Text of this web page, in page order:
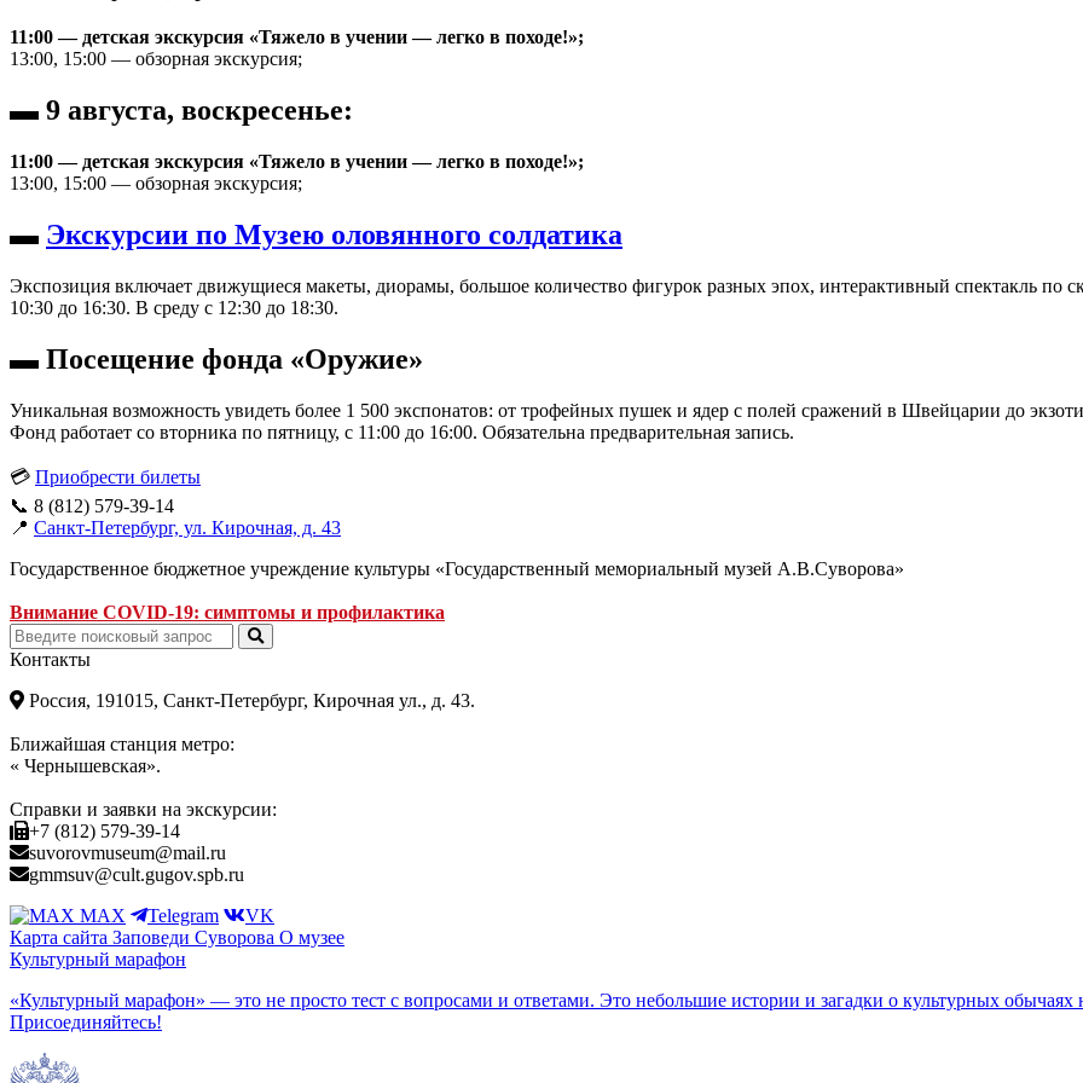
11:00 — детская экскурсия «Тяжело в учении — легко в походе!»;
13:00, 15:00 — обзорная экскурсия;
▬ 9 августа, воскресенье:
11:00 — детская экскурсия «Тяжело в учении — легко в походе!»;
13:00, 15:00 — обзорная экскурсия;
▬ Экскурсии по Музею оловянного солдатика
Экспозиция включает движущиеся макеты, диорамы, большое количество фигурок разных эпох, интерактивный спектакль по
10:30 до 16:30. В среду с 12:30 до 18:30.
▬ Посещение фонда «Оружие»
Уникальная возможность увидеть более 1 500 экспонатов: от трофейных пушек и ядер с полей сражений в Швейцарии до
Фонд работает со вторника по пятницу, с 11:00 до 16:00. Обязательна предварительная запись.
💳 Приобрести билеты
📞 8 (812) 579-39-14
📍 Санкт-Петербург, ул. Кирочная, д. 43
Государственное бюджетное учреждение культуры «Государственный мемориальный музей А.В.Суворова»
Внимание COVID-19: симптомы и профилактика
Контакты
Россия, 191015, Санкт-Петербург, Кирочная ул., д. 43.
Ближайшая станция метро:
« Чернышевская».
Справки и заявки на экскурсии:
+7 (812) 579-39-14
suvorovmuseum@mail.ru
gmmsuv@cult.gugov.spb.ru
MAX
Telegram
VK
Карта сайта Заповеди Cуворова О музее
Культурный марафон
«Культурный марафон» — это не просто тест с вопросами и ответами. Это небольшие истории и загадки о культурных
Присоединяйтесь!